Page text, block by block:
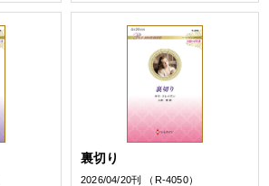
裏切り
2026/04/20刊 （R-4050）